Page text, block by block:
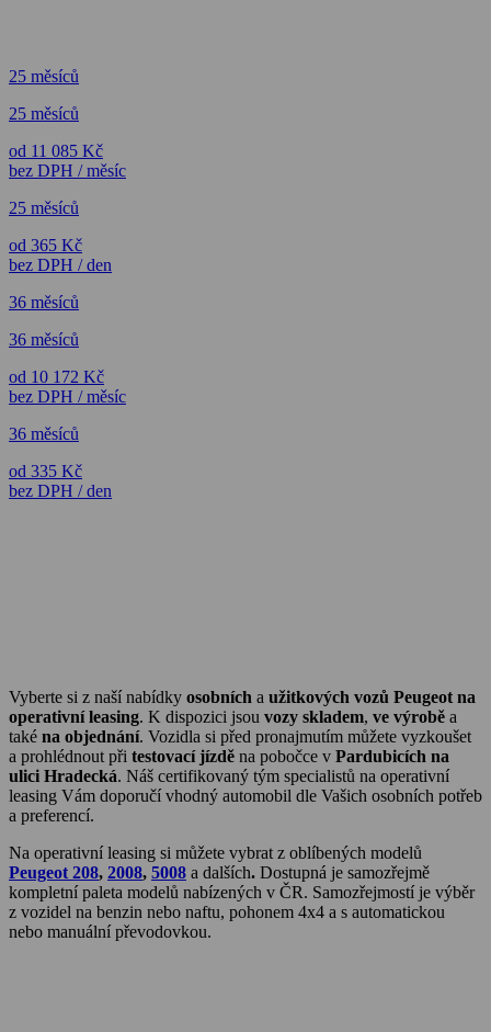
25 měsíců
25 měsíců
od 11 085 Kč
bez DPH / měsíc
25 měsíců
od 365 Kč
bez DPH / den
36 měsíců
36 měsíců
od 10 172 Kč
bez DPH / měsíc
36 měsíců
od 335 Kč
bez DPH / den
Vyberte si z naší nabídky osobních a užitkových vozů Peugeot na
operativní leasing. K dispozici jsou vozy skladem, ve výrobě a
také na objednání. Vozidla si před pronajmutím můžete vyzkoušet
a prohlédnout při testovací jízdě na pobočce v Pardubicích na
ulici Hradecká. Náš certifikovaný tým specialistů na operativní
leasing Vám doporučí vhodný automobil dle Vašich osobních potřeb
a preferencí.
Na operativní leasing si můžete vybrat z oblíbených modelů
Peugeot 208, 2008, 5008 a dalších. Dostupná je samozřejmě
kompletní paleta modelů nabízených v ČR. Samozřejmostí je výběr
z vozidel na benzin nebo naftu, pohonem 4x4 a s automatickou
nebo manuální převodovkou.